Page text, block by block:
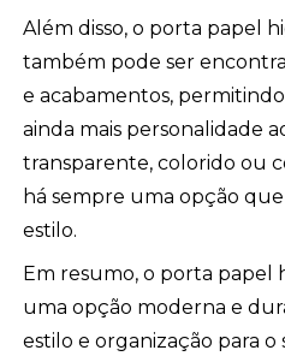
Além disso, o porta papel
também pode ser
e acabamentos,
ainda mais personalidade
transparente, colorido ou
há sempre uma opção
estilo.
Em resumo, o porta papel
uma opção moderna e
estilo e organização para o